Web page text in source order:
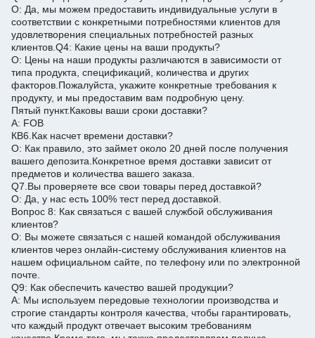
О: Да, мы можем предоставить индивидуальные услуги в
соответствии с конкретными потребностями клиентов для
удовлетворения специальных потребностей разных
клиентов. Q4: Какие цены на ваши продукты?
О: Цены на наши продукты различаются в зависимости от
типа продукта, спецификаций, количества и других
факторов. Пожалуйста, укажите конкретные требования к
продукту, и мы предоставим вам подробную цену.
Пятый пункт.Каковы ваши сроки доставки?
A: FOB
КВ6. Как насчет времени доставки?
О: Как правило, это займет около 20 дней после получения
вашего депозита. Конкретное время доставки зависит от
предметов и количества вашего заказа.
Q7. Вы проверяете все свои товары перед доставкой?
О: Да, у нас есть 100% тест перед доставкой.
Вопрос 8: Как связаться с вашей службой обслуживания
клиентов?
О: Вы можете связаться с нашей командой обслуживания
клиентов через онлайн-систему обслуживания клиентов на
нашем официальном сайте, по телефону или по электронной
почте.
Q9: Как обеспечить качество вашей продукции?
A: Мы используем передовые технологии производства и
строгие стандарты контроля качества, чтобы гарантировать,
что каждый продукт отвечает высоким требованиям